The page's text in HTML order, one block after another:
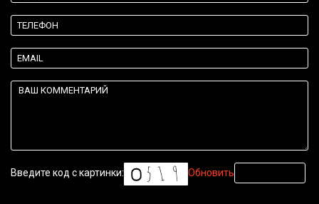
Введите код с картинки: Обновить